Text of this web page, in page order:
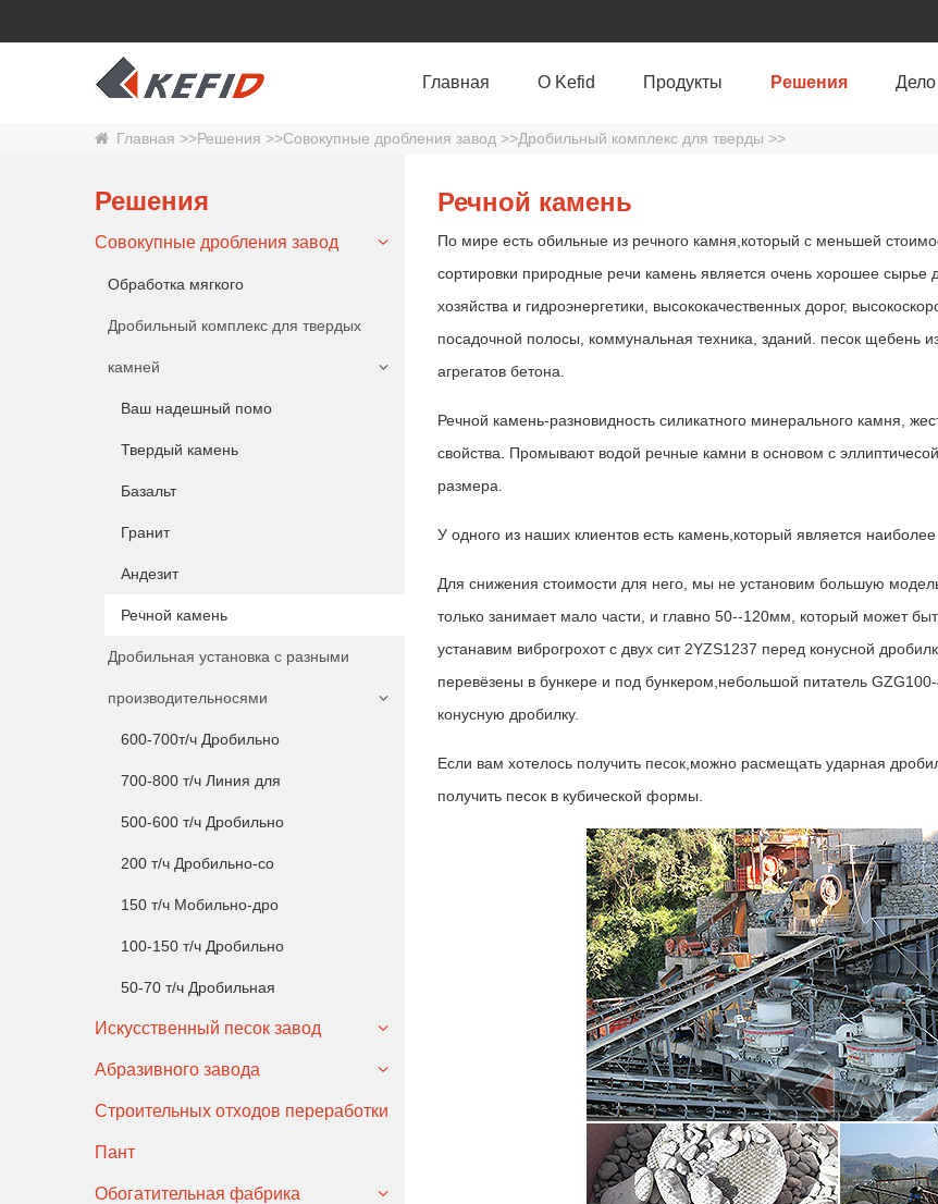
Главная O Kefid Продукты Решения Дело
Главная >>Решения >>Совокупные дробления завод >>Дробильный комплекс для тверды >>
Решения
Совокупные дробления завод
Обработка мягкого
Дробильный комплекс для твердых
камней
Ваш надешный помо
Твердый камень
Базальт
Гранит
Андезит
Речной камень
Дробильная установка с разными
производительносями
600-700т/ч Дробильно
700-800 т/ч Линия для
500-600 т/ч Дробильно
200 т/ч Дробильно-со
150 т/ч Мобильно-дро
100-150 т/ч Дробильно
50-70 т/ч Дробильная
Искусственный песок завод
Абразивного завода
Строительных отходов переработки
Пант
Обогатительная фабрика
Речной камень
По мире есть обильные из речного камня,который с меньшей
сортировки природные речи камень является очень хорошее
хозяйства и гидроэнергетики, высококачественных дорог,
посадочной полосы, коммунальная техника, зданий. песок щебень
агрегатов бетона.
Речной камень-разновидность силикатного минерального камня,
свойства. Промывают водой речные камни в основом с
размера.
У одного из наших клиентов есть камень,который является
Для снижения стоимости для него, мы не установим большую
только занимает мало части, и главно 50--120мм, который может
устанавим виброгрохот с двух сит 2YZS1237 перед конусной
перевёзены в бункере и под бункером,небольшой питатель
конусную дробилку.
Если вам хотелось получить песок,можно расмещать ударная
получить песок в кубической формы.